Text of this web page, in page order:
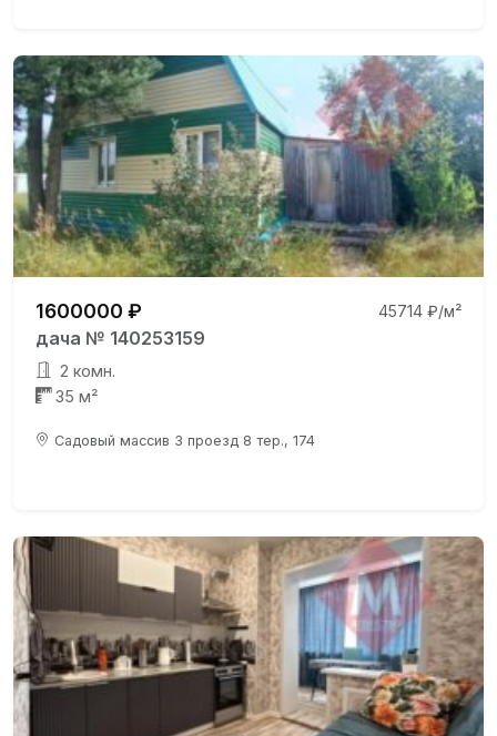
1600000 ₽ 45714 ₽/м²
дача № 140253159
2 комн.
35 м²
Садовый массив 3 проезд 8 тер., 174